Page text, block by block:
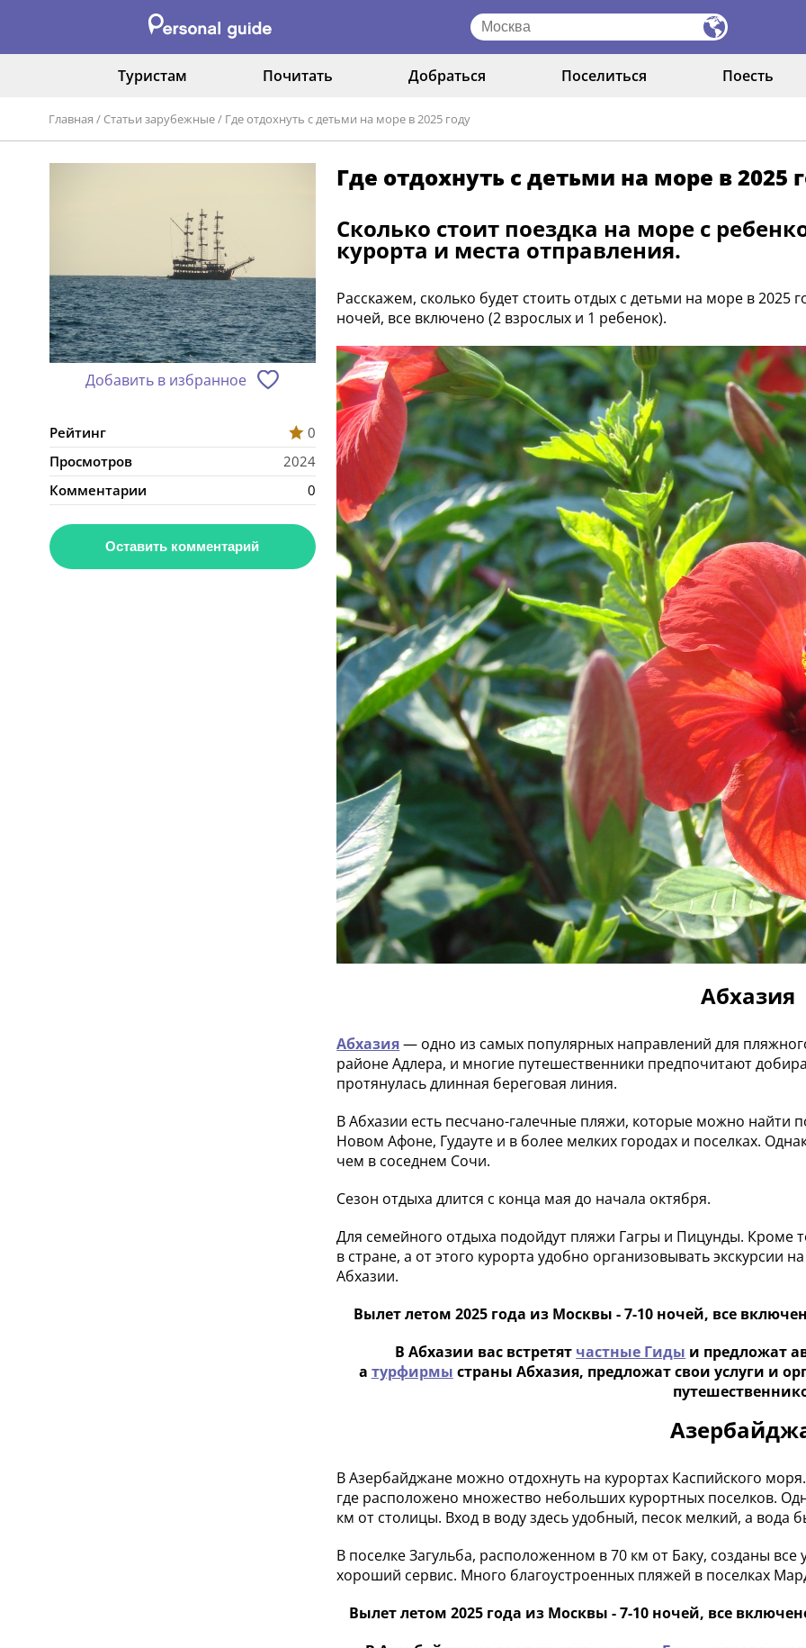
Туристам Почитать Добраться Поселиться Поесть
Главная / Статьи зарубежные/ Где отдохнуть с детьми на море в 2025 году
Добавить в избранное
Рейтинг
0
Просмотров
2024
Комментарии
0
Оставить комментарий
Где отдохнуть с детьми на море в 2025
Сколько стоит поездка на море с
курорта и места отправления.
Расскажем, сколько будет стоить отдых с детьми на море в 2025
ночей, все включено (2 взрослых и 1 ребенок).
Абхазия
Абхазия— одно из самых популярных направлений для
районе Адлера, и многие путешественники предпочитают
протянулась длинная береговая линия.
В Абхазии есть песчано-галечные пляжи, которые можно найти
Новом Афоне, Гудауте и в более мелких городах и поселках.
чем в соседнем Сочи.
Сезон отдыха длится с конца мая до начала октября.
Для семейного отдыха подойдут пляжи Гагры и Пицунды. Кроме
в стране, а от этого курорта удобно организовывать
Абхазии.
Вылет летом 2025 года из Москвы - 7-10 ночей, все
В Абхазии вас встретят частные Гиды и предложат
а турфирмы страны Абхазия, предложат свои услуги и
В Азербайджане можно отдохнуть на курортах Каспийского
где расположено множество небольших курортных поселков.
км от столицы. Вход в воду здесь удобный, песок мелкий, а вода
В поселке Загульба, расположенном в 70 км от Баку, созданы
хороший сервис. Много благоустроенных пляжей в поселках
Вылет летом 2025 года из Москвы - 7-10 ночей, все